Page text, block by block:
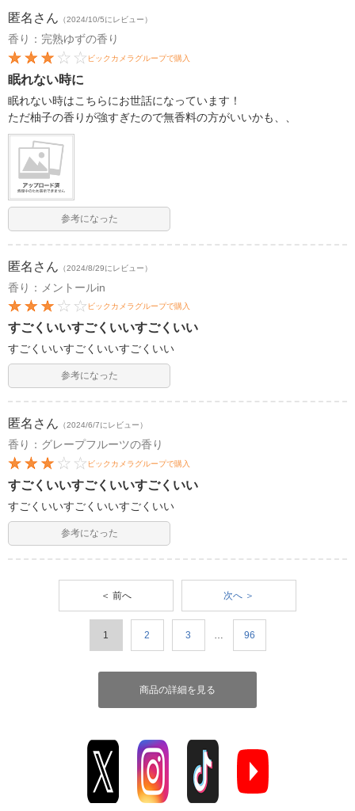
匿名 さん （2024/10/5にレビュー）
香り：完熟ゆずの香り
ビックカメラグループで購入
眠れない時に
眠れない時はこちらにお世話になっています！
ただ柚子の香りが強すぎたので無香料の方がいいかも、、
参考になった
匿名 さん （2024/8/29にレビュー）
香り：メントールin
ビックカメラグループで購入
すごくいいすごくいいすごくいい
すごくいいすごくいいすごくいい
参考になった
匿名 さん （2024/6/7にレビュー）
香り：グレープフルーツの香り
ビックカメラグループで購入
すごくいいすごくいいすごくいい
すごくいいすごくいいすごくいい
参考になった
＜ 前へ 次へ ＞
1 2 3 96
商品の詳細を見る